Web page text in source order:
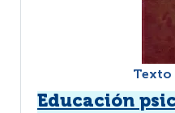
Texto
Educación